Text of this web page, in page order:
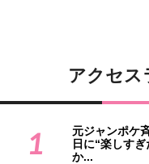
アクセス
1
元ジャンポケ
日に“楽しす
か...